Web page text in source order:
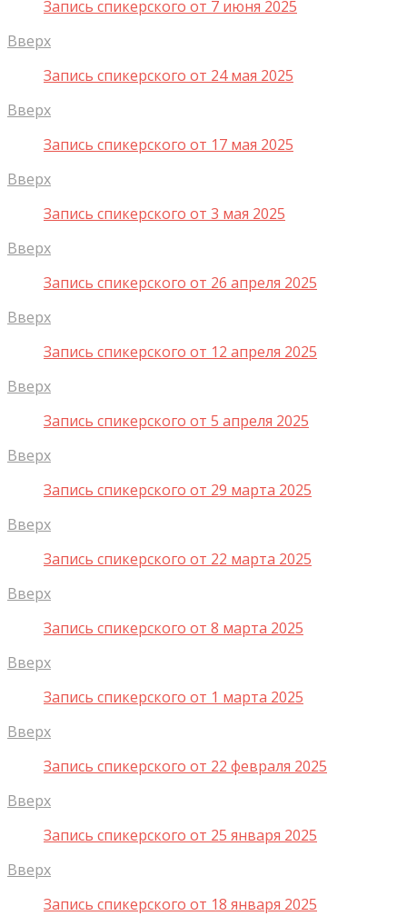
Запись спикерского от 7 июня 2025
Вверх
Запись спикерского от 24 мая 2025
Вверх
Запись спикерского от 17 мая 2025
Вверх
Запись спикерского от 3 мая 2025
Вверх
Запись спикерского от 26 апреля 2025
Вверх
Запись спикерского от 12 апреля 2025
Вверх
Запись спикерского от 5 апреля 2025
Вверх
Запись спикерского от 29 марта 2025
Вверх
Запись спикерского от 22 марта 2025
Вверх
Запись спикерского от 8 марта 2025
Вверх
Запись спикерского от 1 марта 2025
Вверх
Запись спикерского от 22 февраля 2025
Вверх
Запись спикерского от 25 января 2025
Вверх
Запись спикерского от 18 января 2025